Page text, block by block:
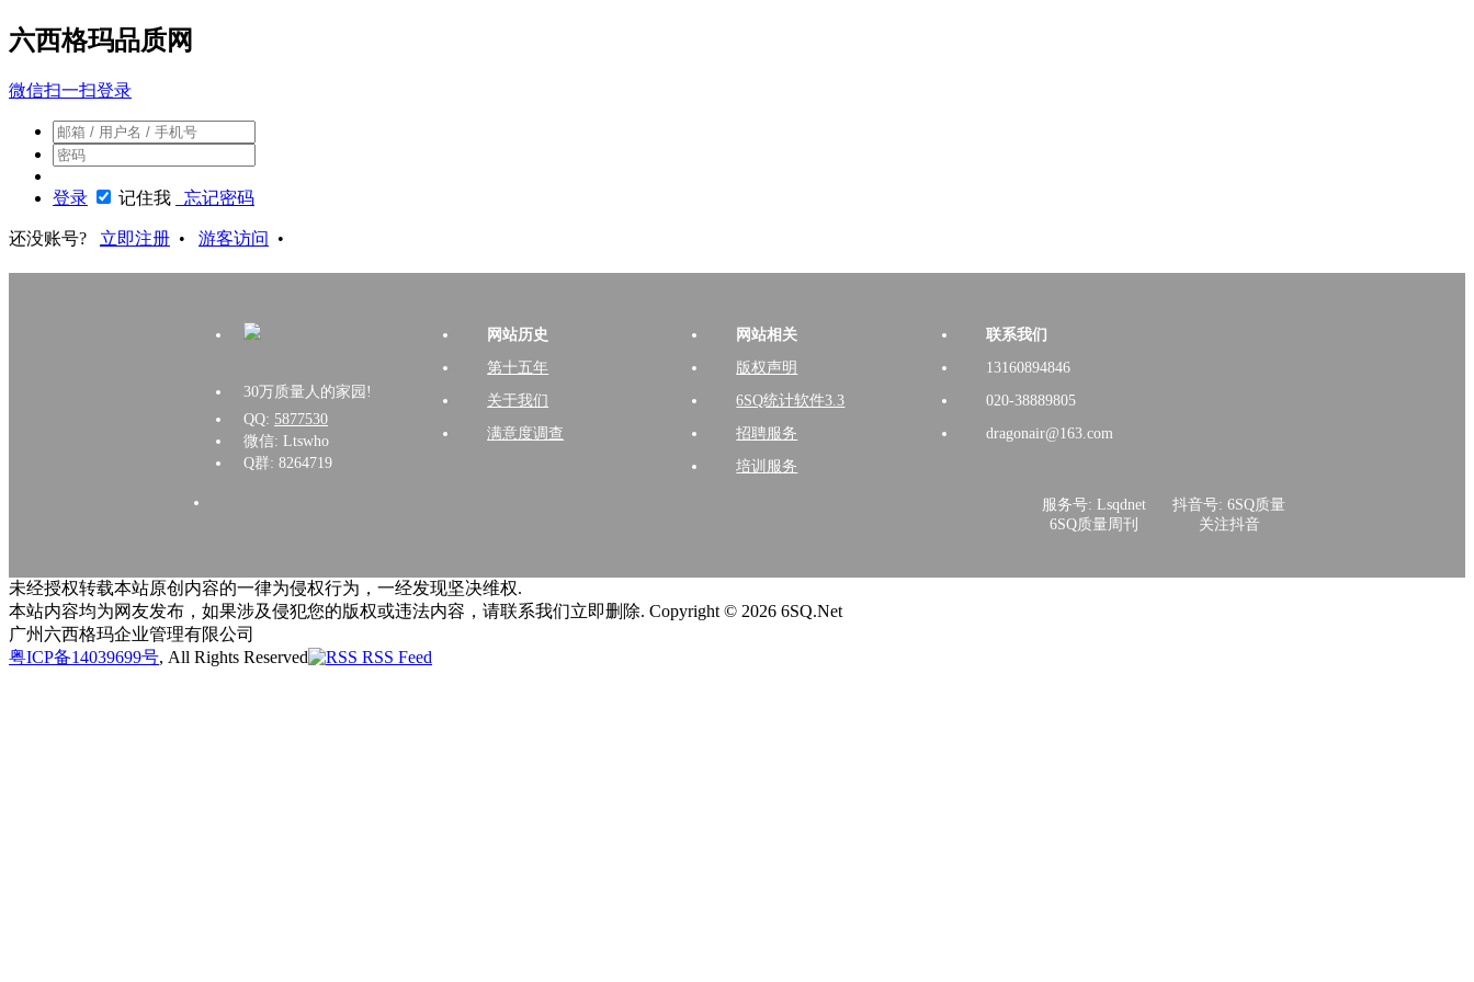
六西格玛品质网
微信扫一扫登录
登录 记住我 忘记密码
还没账号? 立即注册 • 游客访问 •
30万质量人的家园!
QQ: 5877530
微信: Ltswho
Q群: 8264719
网站历史
第十五年
关于我们
满意度调查
网站相关
版权声明
6SQ统计软件3.3
招聘服务
培训服务
联系我们
13160894846
020-38889805
dragonair@163.com
服务号: Lsqdnet
6SQ质量周刊
抖音号: 6SQ质量
关注抖音
未经授权转载本站原创内容的一律为侵权行为，一经发现坚决维权.
本站内容均为网友发布，如果涉及侵犯您的版权或违法内容，请联系我们立即删除. Copyright © 2026 6SQ.Net
广州六西格玛企业管理有限公司
粤ICP备14039699号, All Rights Reserved RSS Feed